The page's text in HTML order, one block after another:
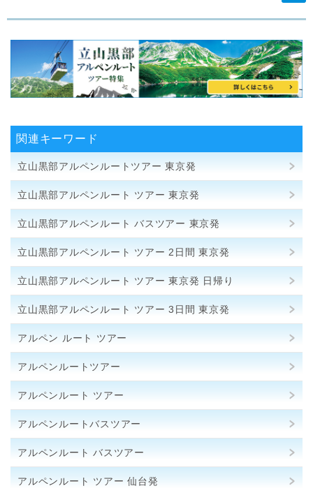
関連キーワード
立山黒部アルペンルートツアー 東京発
立山黒部アルペンルート ツアー 東京発
立山黒部アルペンルート バスツアー 東京発
立山黒部アルペンルート ツアー 2日間 東京発
立山黒部アルペンルート ツアー 東京発 日帰り
立山黒部アルペンルート ツアー 3日間 東京発
アルペン ルート ツアー
アルペンルートツアー
アルペンルート ツアー
アルペンルートバスツアー
アルペンルート バスツアー
アルペンルート ツアー 仙台発